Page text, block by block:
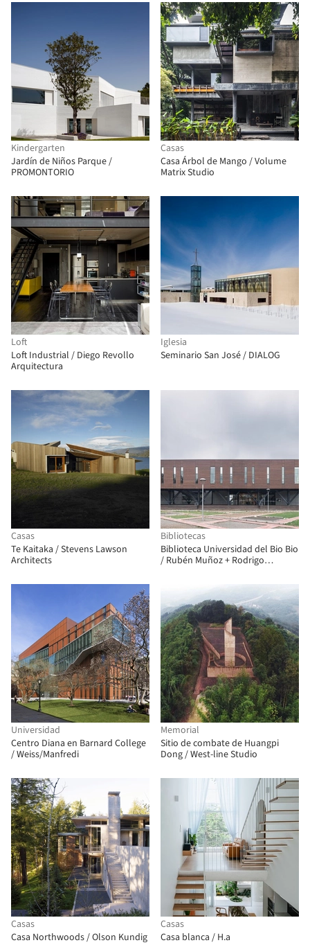
Kindergarten
Jardín de Niños Parque /
PROMONTORIO
Casas
Casa Árbol de Mango / Volume
Matrix Studio
Loft
Loft Industrial / Diego Revollo
Arquitectura
Iglesia
Seminario San José / DIALOG
Casas
Te Kaitaka / Stevens Lawson
Architects
Bibliotecas
Biblioteca Universidad del Bio Bio
/ Rubén Muñoz + Rodrigo
Universidad
Centro Diana en Barnard College
/ Weiss/Manfredi
Memorial
Sitio de combate de Huangpi
Dong / West-line Studio
Casas
Casa Northwoods / Olson Kundig
Casas
Casa blanca / H.a